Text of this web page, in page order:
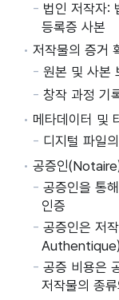
법인 저작자:
등록증 사본
저작물의 증거
원본 및 사본
창작 과정 기
메타데이터 및
디지털 파일
공증인
공증인을 통
인증
공증인은 저
공증 비용은
저작물의 종